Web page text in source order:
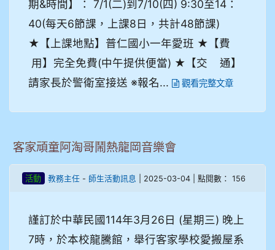
期&時間】： 7/1(二)到7/10(四) 9:30至14：
40(每天6節課，上課8日，共計48節課)
★【上課地點】普仁國小一年愛班 ★【費
用】完全免費(中午提供便當) ★【交 通】
請家長於警衛室接送 ※報名...
觀看完整文章
客家頑童阿淘哥鬧熱龍岡音樂會
活動 教務主任- 師生活動訊息 | 2025-03-04 | 點閱數： 156
謹訂於中華民國114年3月26日 (星期三) 晚上
7時，於本校龍騰館，舉行客家學校愛搬屋系